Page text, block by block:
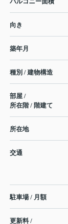
向き
築年月
種別 / 建物構造
部屋 /
所在階 / 階建て
所在地
交通
駐車場 / 月額
更新料 /